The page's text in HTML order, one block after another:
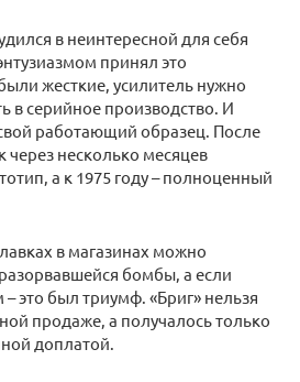
в неинтересной для себя
принял это
жесткие, усилитель нужно
в серийное производство. И
работающий образец. После
несколько месяцев
а к 1975 году – полноценный
в магазинах можно
бомбы, а если
это был триумф. «Бриг» нельзя
продаже, а получалось только
доплатой.